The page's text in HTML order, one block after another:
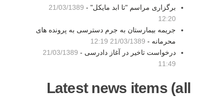
برگزاری مراسم "تا ابد مایکل" - 21/03/1389
12:20
جریمه بیمارستان به جرم دسترسی به پرونده های
محرمانه - 21/03/1389 12:19
درخواست تاخیر در آغاز دادرسی - 21/03/1389
11:49
Latest news items (all